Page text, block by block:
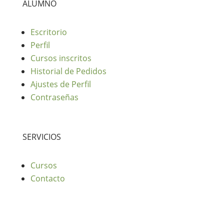
ALUMNO
Escritorio
Perfil
Cursos inscritos
Historial de Pedidos
Ajustes de Perfil
Contraseñas
SERVICIOS
Cursos
Contacto